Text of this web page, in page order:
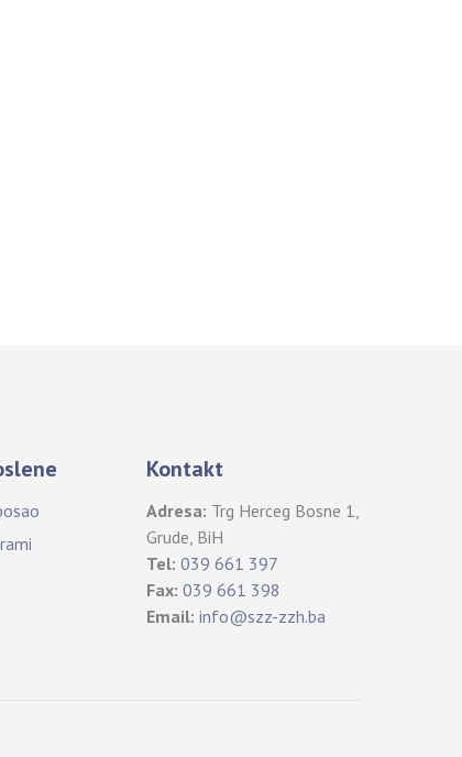
Kontakt
Adresa: Trg Herceg Bosne 1,
Grude, BiH
Tel: 039 661 397
Fax: 039 661 398
Email: info@szz-zzh.ba